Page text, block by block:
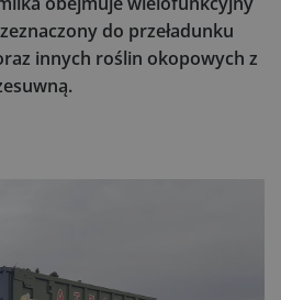
do przeładunku
innych roślin okopowych z